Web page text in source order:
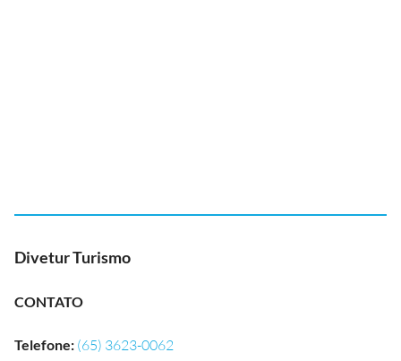
Divetur Turismo
CONTATO
Telefone: (65) 3623-0062